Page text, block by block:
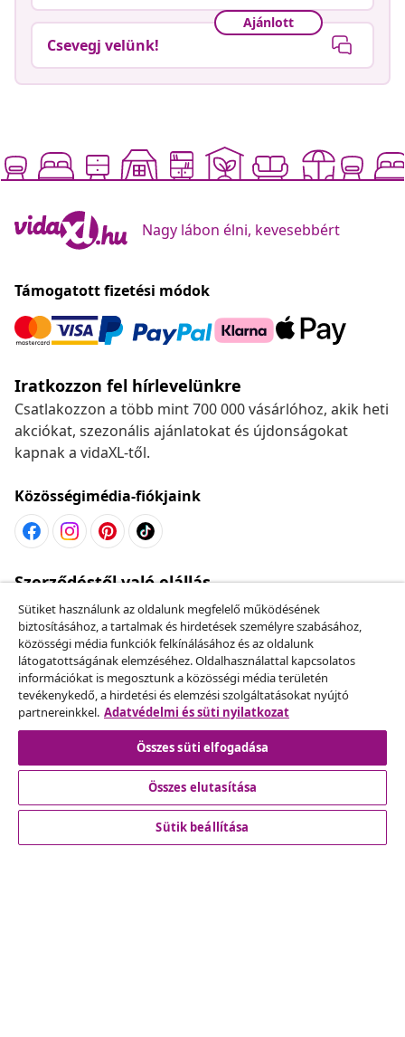
Ajánlott
Csevegj velünk!
Nagy lábon élni, kevesebbért
Támogatott fizetési módok
Iratkozzon fel hírlevelünkre
Csatlakozzon a több mint 700 000 vásárlóhoz, akik heti
akciókat, szezonális ajánlatokat és újdonságokat
kapnak a vidaXL-től.
Közösségimédia-fiókjaink
Szerződéstől való elállás
Küldj be egy rendelés lemondására vonatkozó
kérelmet.
Szerződéstől való elállás
Ügyfélszolgálat
Üzlet
Sütiket használunk az oldalunk megfelelő működésének
biztosításához, a tartalmak és hirdetések személyre szabásához,
közösségi média funkciók felkínálásához és az oldalunk
látogatottságának elemzéséhez. Oldalhasználattal kapcsolatos
információkat is megosztunk a közösségi média területén
tevékenykedő, a hirdetési és elemzési szolgáltatásokat nyújtó
partnereinkkel. Adatvédelmi és süti nyilatkozat
Összes süti elfogadása
Összes elutasítása
Sütik beállítása